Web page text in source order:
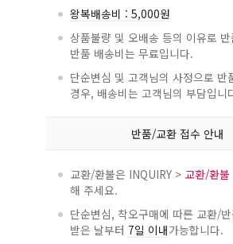
왕복배송비 : 5,000원
상품불량 및 오배송 등의 이유로
반품 배송비는 무료입니다.
단순변심 및 고객님의 사정으로 반
경우, 배송비는 고객님의 부담입니
반품/교환 접수 안내
교환/환불은 INQUIRY > 교환/환불
해 주세요.
단순변심, 착오구매에 따른 교환/
받은 날부터 7일 이내가능합니다.